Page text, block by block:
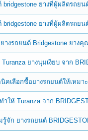
bridgestone ยางที่ผู้ผลิตรถยน
bridgestone ยางที่ผู้ผลิตรถยน
ยางรถยนต์ Bridgestone ยาง
Turanza ยางนุ่มเงียบ จาก
คเลือกซื้อยางรถยนต์ให้เหม
ำให้ Turanza จาก
รู้จัก ยางรถยนต์